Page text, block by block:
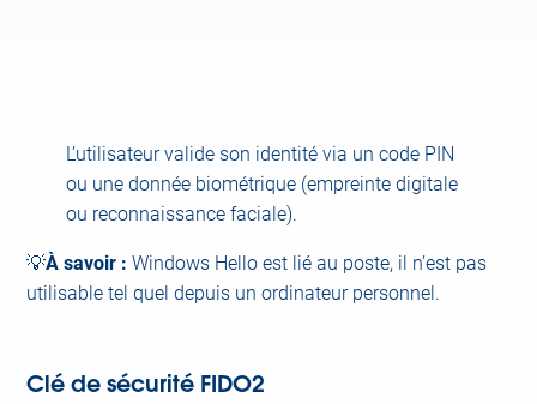
L’utilisateur valide son identité via un code PIN
ou une donnée biométrique (empreinte digitale
ou reconnaissance faciale).
💡À savoir : Windows Hello est lié au poste, il n’est pas
utilisable tel quel depuis un ordinateur personnel.
Clé de sécurité FIDO2